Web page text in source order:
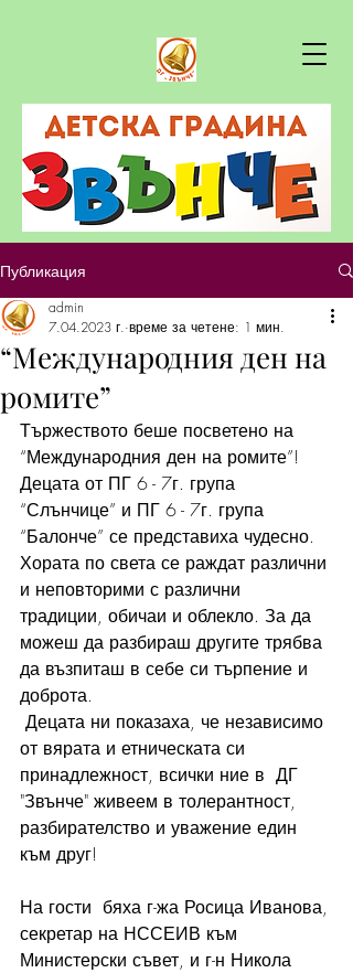
Публикация
“Международния ден на
ромите”
admin
7.04.2023 г. време за четене: 1 мин.
Тържеството беше посветено на
“Международния ден на ромите”!
Децата от ПГ 6 - 7г. група
“Слънчице” и ПГ 6 - 7г. група
“Балонче” се представиха чудесно.
Хората по света се раждат различни
и неповторими с различни
традиции, обичаи и облекло. За да
можеш да разбираш другите трябва
да възпиташ в себе си търпение и
доброта.
от вярата и етническата си
принадлежност, всички ние в  ДГ
"Звънче" живеем в толерантност,
разбирателство и уважение един
към друг!
На гости  бяха г-жа Росица Иванова,
секретар на НССЕИВ към
Министерски съвет, и г-н Никола